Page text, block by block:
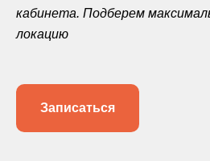
кабинета. Подберем
локацию
Записаться